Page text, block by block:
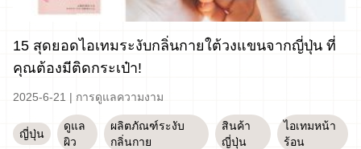
15 สุดยอดไอเทมระงับกลิ่นกายใต้วงแขนจากญี่ปุ่น ที่
คุณต้องมีติดกระเป๋า!
2025-6-21 | การดูแลความงาม
ญี่ปุ่น
ดูแล
ผิว
ผลิตภัณฑ์ระงับ
กลิ่นกาย
สินค้า
ญี่ปุ่น
ไอเทมหน้า
ร้อน